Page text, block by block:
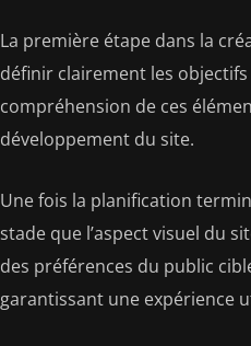
La première étape dans la
définir clairement les
compréhension de ces
développement du site.
Une fois la planification
stade que l’aspect visuel du
des préférences du public
garantissant une expérience